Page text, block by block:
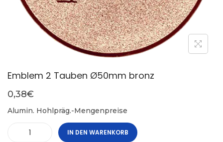
Emblem 2 Tauben Ø50mm bronz
0,38€
Alumin. Hohlpräg.-Mengenpreise
IN DEN WARENKORB